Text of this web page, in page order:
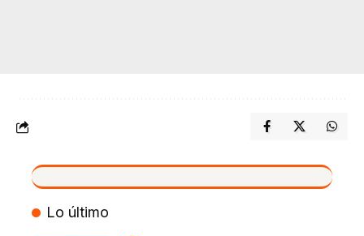
VIVO
Lo último